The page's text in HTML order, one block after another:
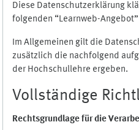
Diese Datenschutzerklärung
folgenden “Learnweb-
Im Allgemeinen gilt die
zusätzlich die nachfolgend
der Hochschullehre ergeben.
Vollständige
Rechtsgrundlage für die